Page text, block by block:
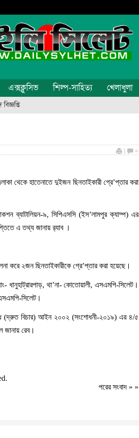
এক্সক্লুসিভ শিল্প-সাহিত্য খেলাধুলা
| ০
থেকে হাতেনাতে দুইজন ছিনতাইকারী গ্রে’প্তার করা
ব্যাটালিয়ন-৯, সিপিএসসি (ইস’লামপুর ক্যাম্প) এর
এ তথ্য জানায় র‍্যাব ।
করে ২জন ছিনতাইকারীকে গ্রে’প্তার করা হয়েছে।
ধানুহাট্রারপাড়, থা’না- কোতোয়ালী, এসএমপি-সিলেট।
সিলেট।
(দ্রুত বিচার) আইন ২০০২ (সংশোধনী-২০১৯) এর ৪/৫
জানায় রেব।
পরের সংবাদ » »